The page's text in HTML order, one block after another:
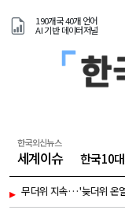
190개국 40개 언어
AI 기반 데이터저널
한국외신뉴스
세계이슈 한국10
▸더위 지속… '늦더위 온열질